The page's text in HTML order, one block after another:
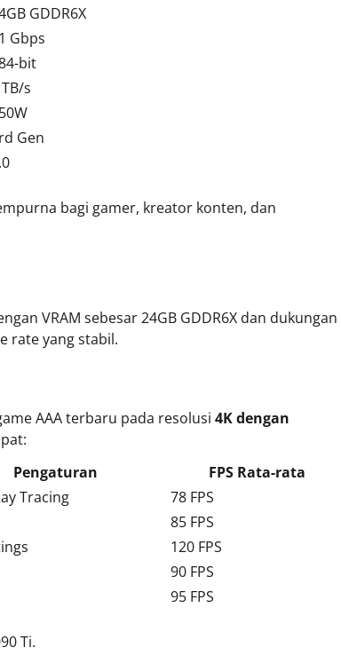
GDDR6X
Gbps
bit
s
Gen
bagi gamer, kreator konten, dan
VRAM sebesar 24GB GDDR6X dan dukungan
rate yang stabil.
AAA terbaru pada resolusi 4K dengan
Pengaturan
FPS Rata-rata
Tracing
78 FPS
85 FPS
120 FPS
90 FPS
95 FPS
Ti.